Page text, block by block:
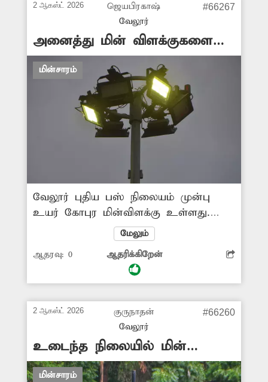
மின்விபத்து ஏற்படும் முன் சேதமடைந்த
மின்கம்பத்தை அகற்றிவிட்டு புதிய
மின்கம்பம் நட அதிகாரிகள் நடவடிக்கை
எடுக்க வேண்டும் என பொதுமக்கள்
கோரிக்கை விடுத்துள்ளனர்.
2 ஆகஸ்ட் 2026
ஜெயபிரகாஷ்
வேலூர்
#66267
அனைத்து மின் விளக்குகளை
எரிய விடுவார்களா?
மின்சாரம்
வேலூர் புதிய பஸ் நிலையம் முன்பு
உயர் கோபுர மின்விளக்கு உள்ளது.
அவற்றில் ஒரு சில மின் விளக்குகள்
எரியாமல் இருக்கிறது. இதனால் அங்கு
போதிய வெளிச்சம் இல்லாமல் இருள்
சூழ்ந்து உள்ளது. எனவே சம்பந்தப்பட்ட
நடவடிக்கை எடுக்க வேண்டும்.
-ஜெயபிரகாஷ், வேலூர்.
மேலும்
ஆதரவு: 0 ஆதரிக்கிறேன்
2 ஆகஸ்ட் 2026
குருநாதன்
வேலூர்
#66260
உடைந்த நிலையில் மின்
விளக்குகள்
மின்சாரம்